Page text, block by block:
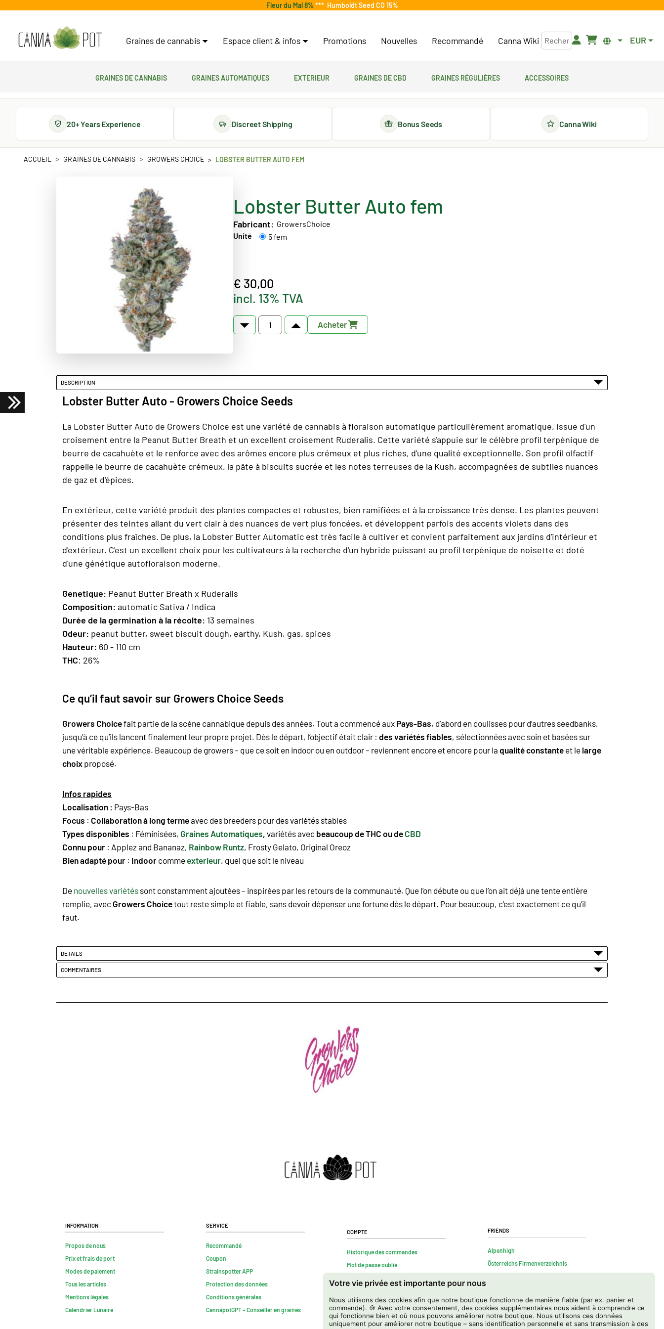
Votre vie privée est importante pour nous
Nous utilisons des cookies afin que notre boutique fonctionne de manière fiable (par ex. panier et
commande). 🍪 Avec votre consentement, des cookies supplémentaires nous aident à comprendre ce
qui fonctionne bien et où nous pouvons améliorer notre boutique. Nous utilisons ces données
uniquement pour améliorer notre boutique – sans identification personnelle et sans transmission à des
Fleur du Mal 8% *** Humboldt Seed CO 15%
Graines de cannabis Espace client & infos Promotions Nouvelles Recommandé Canna Wiki EUR
Graines de cannabis Graines automatiques Exterieur Graines de CBD Graines régulières Accessoires
20+ Years Experience Discreet Shipping Bonus Seeds Canna Wiki
ACCUEIL GRAINES DE CANNABIS GROWERS CHOICE LOBSTER BUTTER AUTO FEM
Lobster Butter Auto fem
Fabricant: GrowersChoice
Unité
5 fem
€ 30,00
incl. 13% TVA
Acheter
DESCRIPTION
Lobster Butter Auto - Growers Choice Seeds
La Lobster Butter Auto de Growers Choice est une variété de cannabis à floraison automatique particulièrement aromatique, issue d'un
croisement entre la Peanut Butter Breath et un excellent croisement Ruderalis. Cette variété s'appuie sur le célèbre profil terpénique de
beurre de cacahuète et le renforce avec des arômes encore plus crémeux et plus riches, d'une qualité exceptionnelle. Son profil olfactif
rappelle le beurre de cacahuète crémeux, la pâte à biscuits sucrée et les notes terreuses de la Kush, accompagnées de subtiles nuances
de gaz et d'épices.
En extérieur, cette variété produit des plantes compactes et robustes, bien ramifiées et à la croissance très dense. Les plantes peuvent
présenter des teintes allant du vert clair à des nuances de vert plus foncées, et développent parfois des accents violets dans des
conditions plus fraîches. De plus, la Lobster Butter Automatic est très facile à cultiver et convient parfaitement aux jardins d'intérieur et
d'extérieur. C'est un excellent choix pour les cultivateurs à la recherche d'un hybride puissant au profil terpénique de noisette et doté
d'une génétique autofloraison moderne.
Genetique: Peanut Butter Breath x Ruderalis
Composition: automatic Sativa / Indica
Durée de la germination à la récolte: 13 semaines
Odeur: peanut butter, sweet biscuit dough, earthy, Kush, gas, spices
Hauteur: 60 - 110 cm
THC: 26%
Ce qu’il faut savoir sur Growers Choice Seeds
Growers Choicefait partie de la scène cannabique depuis des années. Tout a commencé aux Pays-Bas, d’abord en coulisses pour d’autres seedbanks,
jusqu’à ce qu’ils lancent finalement leur propre projet. Dès le départ, l’objectif était clair : des variétés fiables, sélectionnées avec soin et basées sur
une véritable expérience. Beaucoup de growers – que ce soit en indoor ou en outdoor – reviennent encore et encore pour la qualité constante et le large
choix proposé.
Infos rapides
Localisation : Pays-Bas
Focus : Collaboration à long termeavec des breeders pour des variétés stables
Types disponibles : Féminisées, Graines Automatiques variétés avec beaucoup de THC ou de CBD
Connu pour : Applez and Bananaz, Rainbow Runtz, Frosty Gelato, Original Oreoz
Bien adapté pour : Indoor commeexterieur, quel que soit le niveau
De nouvelles variétés sont constamment ajoutées – inspirées par les retours de la communauté. Que l’on débute ou que l’on ait déjà une tente entière
remplie, avec Growers Choicetout reste simple et fiable, sans devoir dépenser une fortune dès le départ. Pour beaucoup, c’est exactement ce qu’il
faut.
DÉTAILS
COMMENTAIRES
Information
Propos de nous
Prix et frais de port
Modes de paiement
Tous les articles
Mentions légales
Calendrier Lunaire
Service
Recommandé
Coupon
Strainspotter APP
Protection des données
Conditions générales
CannapotGPT – Conseiller en graines
Compte
Historique des commandes
Mot de passe oublié
Résilier contrat
Friends
Alpenhigh
Österreichs Firmenverzeichnis